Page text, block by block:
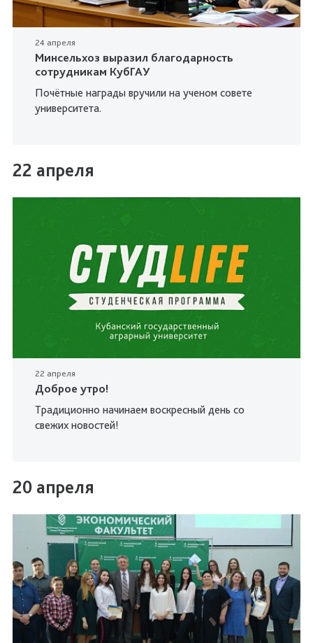
24 апреля
Минсельхоз выразил благодарность
сотрудникам КубГАУ
Почётные награды вручили на ученом совете
университета.
22 апреля
22 апреля
Доброе утро!
Традиционно начинаем воскресный день со
свежих новостей!
20 апреля